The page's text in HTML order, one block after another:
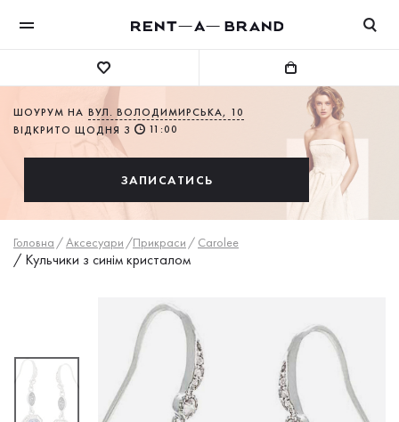
ШОУРУМ НА ВУЛ. ВОЛОДИМИРСЬКА, 10
ВІДКРИТО ЩОДНЯ З
11:00
ЗАПИСАТИСЬ
Головна /Аксесуари /Прикраси / Carolee
/ Кульчики з синім кристалом